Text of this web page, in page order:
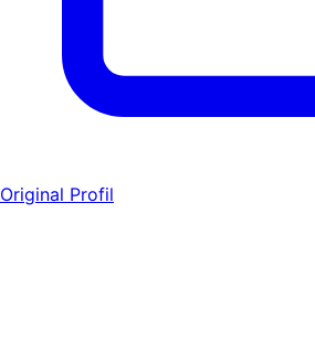
Original Profil